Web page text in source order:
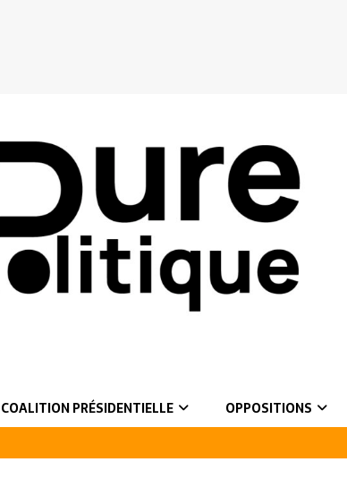
COALITION PRÉSIDENTIELLE OPPOSITIONS